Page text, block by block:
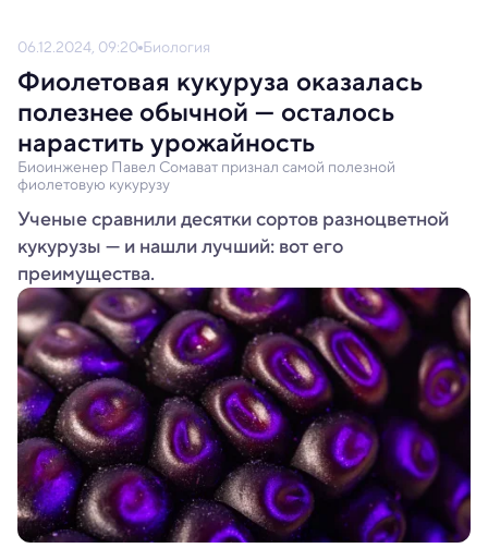
06.12.2024, 09:20 Биология
Фиолетовая кукуруза оказалась
полезнее обычной — осталось
нарастить урожайность
Биоинженер Павел Сомават признал самой полезной
фиолетовую кукурузу
Ученые сравнили десятки сортов разноцветной
кукурузы — и нашли лучший: вот его
преимущества.